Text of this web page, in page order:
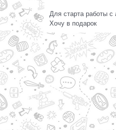
Для старта работы
Хочу в подарок